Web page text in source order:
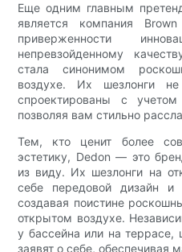
Еще одним главным
является компания
приверженности
непревзойденному
стала синонимом
воздухе. Их шезлонги
спроектированы с
позволяя вам стильно
Тем, кто ценит более
эстетику, Dedon — это
из виду. Их шезлонги на
себе передовой дизайн и
создавая поистине
открытом воздухе.
у бассейна или на террасе,
заявят о себе, обеспечивая